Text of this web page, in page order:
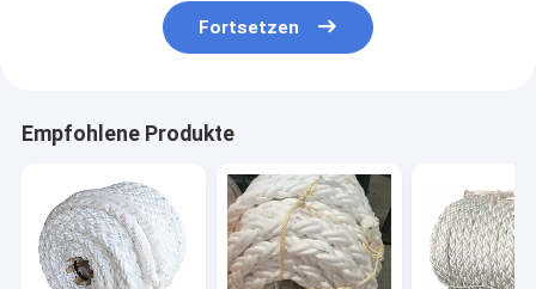
Fortsetzen
Empfohlene Produkte